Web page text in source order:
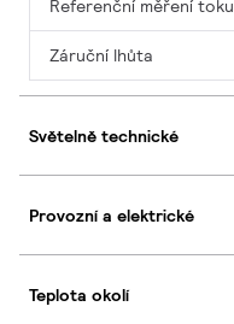
Referenční měření toku
Záruční lhůta
Světelně technické
Provozní a elektrické
Teplota okolí